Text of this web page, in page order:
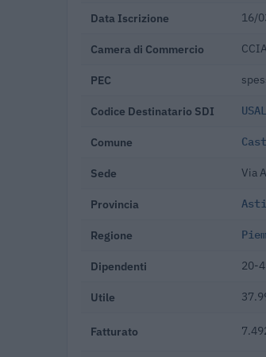
Data Iscrizione 16/
Camera di Commercio
PEC
Codice Destinatario SDI
Comune
Sede Via
Provincia Asti
Regione
Dipendenti 20-
Utile
Fatturato